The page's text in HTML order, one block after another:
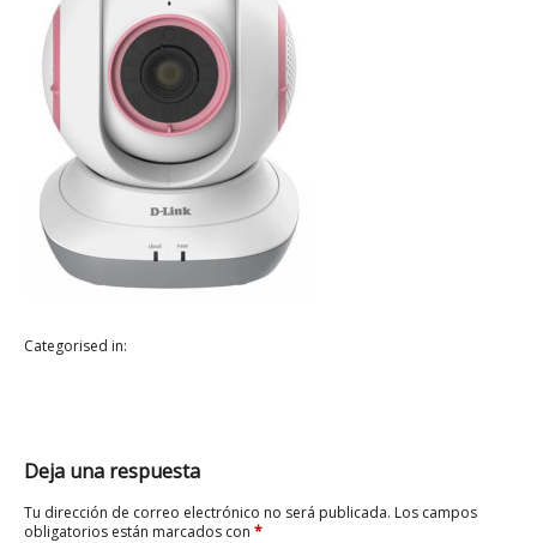
Categorised in:
Deja una respuesta
Tu dirección de correo electrónico no será publicada. Los campos
obligatorios están marcados con *